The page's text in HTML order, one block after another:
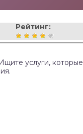
Рейтинг:
услуги, которые